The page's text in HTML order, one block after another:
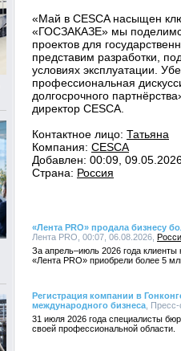
«Май в CESCA насыщен
«ГОСЗАКАЗЕ» мы
проектов для
представим разработки,
условиях эксплуатации.
профессиональная
долгосрочного
директор CESCA.
Контактное лицо: Татьяна
Компания: CESCA
Добавлен: 00:09,
Страна: Россия
«Лента PRO» продала бизнесу
Лента PRO, 00:07, 06.08.2026,
За апрель–июль 2026 года клиенты
«Лента PRO» приобрели более 5
Регистрация компании в
международного бизнеса ,
31 июля 2026 года специалисты
своей профессиональной области.